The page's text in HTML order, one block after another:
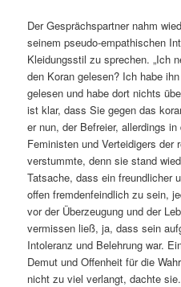
Der Gesprächspartner nahm
seinem pseudo-empathischen
Kleidungsstil zu sprechen. „Ich
den Koran gelesen? Ich habe
gelesen und habe dort nichts
ist klar, dass Sie gegen das
er nun, der Befreier, allerdings
Feministen und Verteidigers der
verstummte, denn sie stand
Tatsache, dass ein freundlicher
offen fremdenfeindlich zu sein,
vor der Überzeugung und der
vermissen ließ, ja, dass sein
Intoleranz und Belehrung war.
Demut und Offenheit für die
nicht zu viel verlangt, dachte sie.